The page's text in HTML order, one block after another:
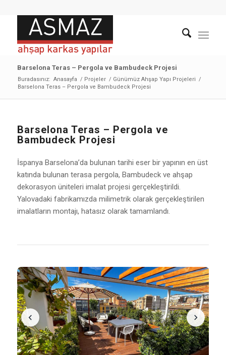
Barselona Teras – Pergola ve Bambudeck Projesi
Buradasınız: Anasayfa / Projeler / Günümüz Ahşap Yapı Projeleri /
Barselona Teras – Pergola ve Bambudeck Projesi
Barselona Teras – Pergola ve
Bambudeck Projesi
İspanya Barselona’da bulunan tarihi eser bir yapının en üst
katında bulunan terasa pergola, Bambudeck ve ahşap
dekorasyon üniteleri imalat projesi gerçekleştirildi.
Yalovadaki fabrikamızda milimetrik olarak gerçekleştirilen
imalatların montajı, hatasız olarak tamamlandı.